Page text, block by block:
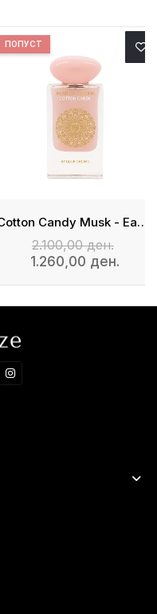
Cotton Candy Musk - Eau De Parfum
ПОПУСТ
2.100,00 ден.
1.260,00 ден.